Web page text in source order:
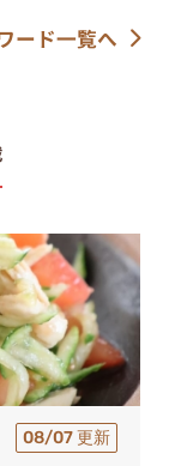
ード一覧へ
08/07 更新